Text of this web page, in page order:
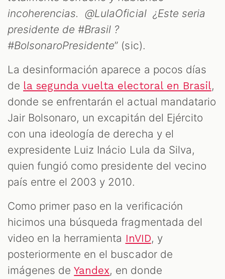
incoherencias. @LulaOficial ¿Este seria
presidente de #Brasil ?
#BolsonaroPresidente” (sic).
La desinformación aparece a pocos días
de la segunda vuelta electoral en Brasil,
donde se enfrentarán el actual mandatario
Jair Bolsonaro, un excapitán del Ejército
con una ideología de derecha y el
expresidente Luiz Inácio Lula da Silva,
quien fungió como presidente del vecino
país entre el 2003 y 2010.
Como primer paso en la verificación
hicimos una búsqueda fragmentada del
video en la herramienta InVID, y
posteriormente en el buscador de
imágenes deYandex, en donde